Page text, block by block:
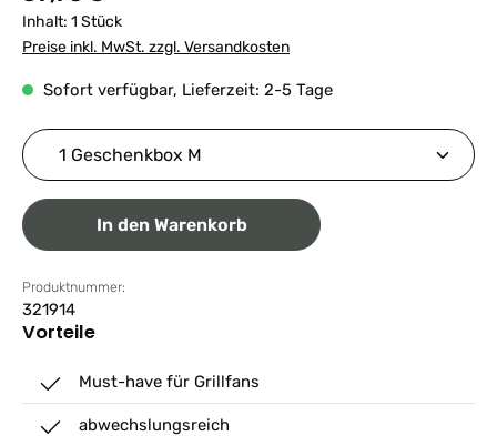
Inhalt: 1 Stück
Preise inkl. MwSt. zzgl. Versandkosten
Sofort verfügbar, Lieferzeit: 2-5 Tage
Produkt Anzahl: Gib den gewünschten Wert ein
In den Warenkorb
Produktnummer:
321914
Vorteile
Must-have für Grillfans
abwechslungsreich